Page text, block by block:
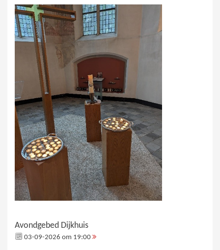
Avondgebed Dijkhuis
03-09-2026 om 19:00